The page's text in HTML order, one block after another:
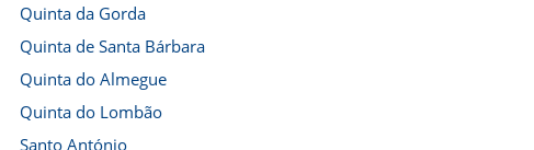
Quinta da Gorda
Quinta de Santa Bárbara
Quinta do Almegue
Quinta do Lombão
Santo António